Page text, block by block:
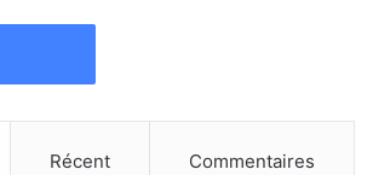
Récent Commentaires